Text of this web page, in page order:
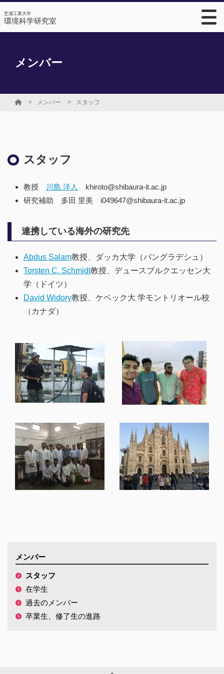
芝浦工業大学
環境科学研究室
メンバー
メンバー スタッフ
スタッフ
教授 川島 洋人
khiroto@shibaura-it.ac.jp
研究補助 多田 里美 i049647@shibaura-it.ac.jp
連携している海外の研究先
Abdus Salam教授、ダッカ大学（バングラデシュ）
Torsten C. Schmidt教授、デュースブルクエッセン大
学（ドイツ）
David Widory教授、ケベック大 学モントリオール校
（カナダ）
メンバー
スタッフ
在学生
過去のメンバー
卒業生、修了生の進路